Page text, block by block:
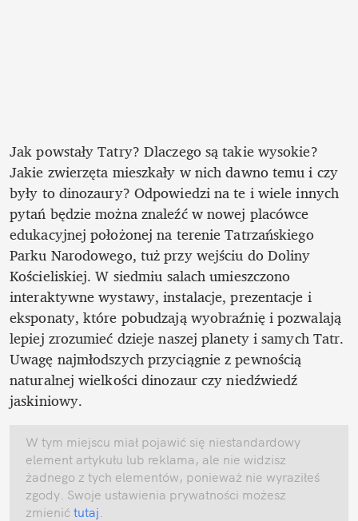
Jak powstały Tatry? Dlaczego są takie wysokie?
Jakie zwierzęta mieszkały w nich dawno temu i czy
były to dinozaury? Odpowiedzi na te i wiele innych
pytań będzie można znaleźć w nowej placówce
edukacyjnej położonej na terenie Tatrzańskiego
Parku Narodowego, tuż przy wejściu do Doliny
Kościeliskiej. W siedmiu salach umieszczono
interaktywne wystawy, instalacje, prezentacje i
eksponaty, które pobudzają wyobraźnię i pozwalają
lepiej zrozumieć dzieje naszej planety i samych Tatr.
Uwagę najmłodszych przyciągnie z pewnością
naturalnej wielkości dinozaur czy niedźwiedź
jaskiniowy.
W tym miejscu miał pojawić się niestandardowy
element artykułu lub reklama, ale nie widzisz
żadnego z tych elementów, ponieważ nie wyraziłeś
zgody. Swoje ustawienia prywatności możesz
zmienić tutaj